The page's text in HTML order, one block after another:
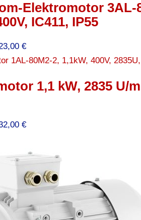
Elektromotor 3AL-
IC411, IP55
€Preisspanne:
114,00 €
123,00 €
1,1 kW, 2835 U/
€Preisspanne:
bis